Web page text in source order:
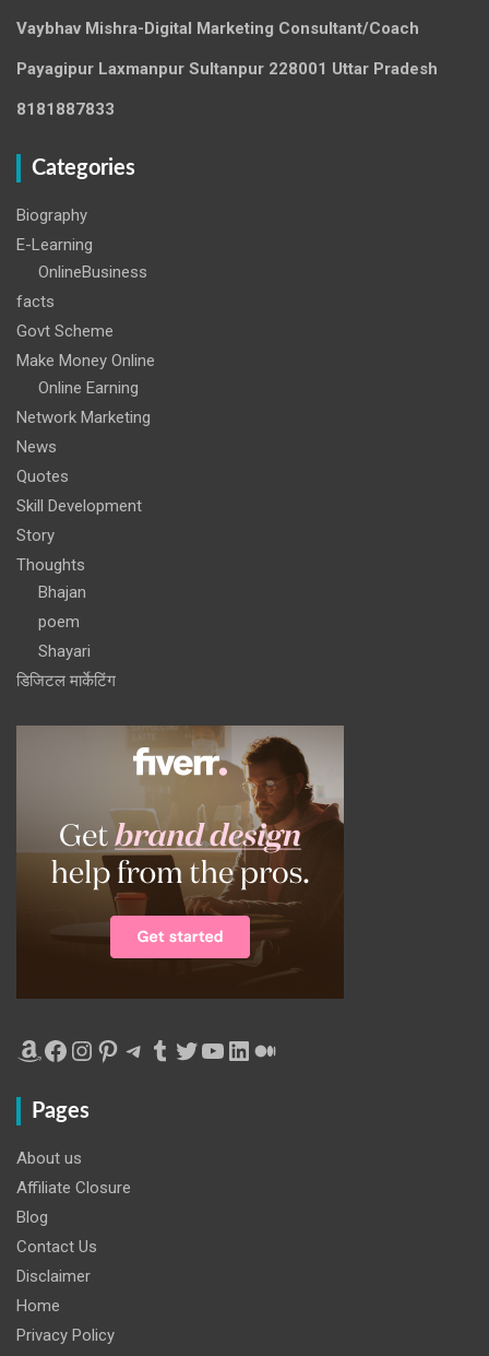
Vaybhav Mishra-Digital Marketing Consultant/Coach
Payagipur Laxmanpur Sultanpur 228001 Uttar Pradesh
8181887833
Categories
Biography
E-Learning
OnlineBusiness
facts
Govt Scheme
Make Money Online
Online Earning
Network Marketing
News
Quotes
Skill Development
Story
Thoughts
Bhajan
poem
Shayari
डिजिटल मार्केटिंग
Amazon
Facebook
Instagram
Pinterest
Telegram
Tumblr
Twitter
YouTube
LinkedIn
Medium
Pages
About us
Affiliate Closure
Blog
Contact Us
Disclaimer
Home
Privacy Policy